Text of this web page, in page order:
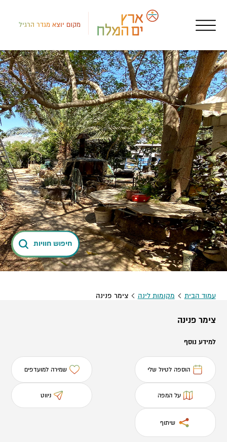
מקום יוצא מגדר הרגיל
חיפוש חוויות
עמוד הבית מקומות לינה צימר פנינה
צימר פנינה
למידע נוסף
הוספה לטיול שלי שמירה למועדפים
על המפה ניווט
שיתוף